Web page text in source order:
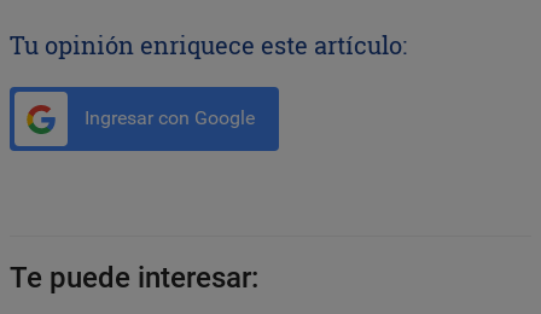
Tu opinión enriquece este artículo:
Ingresar con Google
Te puede interesar: